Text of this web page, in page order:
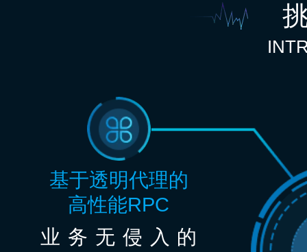
基于透明代理的
高性能RPC
业务无侵入的